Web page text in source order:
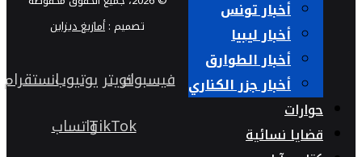
أخبار تونس
أخبار ليبيا
أخبار الطوارق
أخبار جزر الكناري
حوارات
قضايا نسائية
تصميم :أمازيغ ديزاين
فيسبوكتويتريوتيوبانستقرام
TikTokواتساب